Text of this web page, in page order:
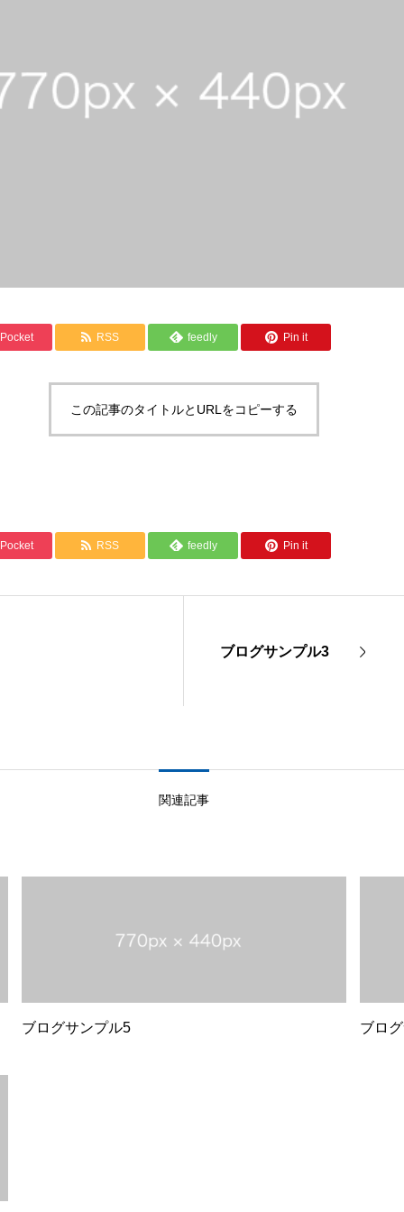
Pocket RSS feedly Pin it
この記事のタイトルとURLをコピーする
Pocket RSS feedly Pin it
ブログサンプル3
関連記事
ブログサンプル5 ブロ